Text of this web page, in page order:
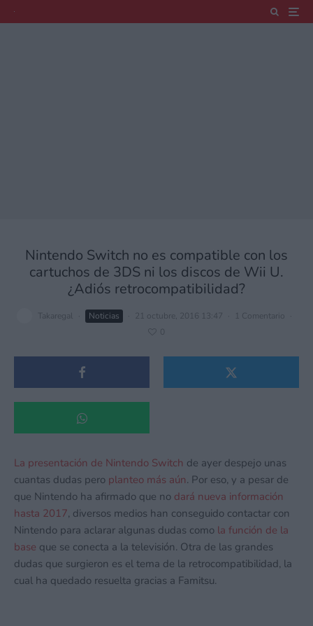
Nintendo Switch no es compatible con los
cartuchos de 3DS ni los discos de Wii U.
¿Adiós retrocompatibilidad?
Takaregal Noticias 21 octubre, 2016 13:47 1 Comentario
0
La presentación de Nintendo Switch de ayer despejo unas
cuantas dudas pero planteo más aún. Por eso, y a pesar de
que Nintendo ha afirmado que no dará nueva información
hasta 2017, diversos medios han conseguido contactar con
Nintendo para aclarar algunas dudas como la función de la
base que se conecta a la televisión. Otra de las grandes
dudas que surgieron es el tema de la retrocompatibilidad, la
cual ha quedado resuelta gracias a Famitsu.